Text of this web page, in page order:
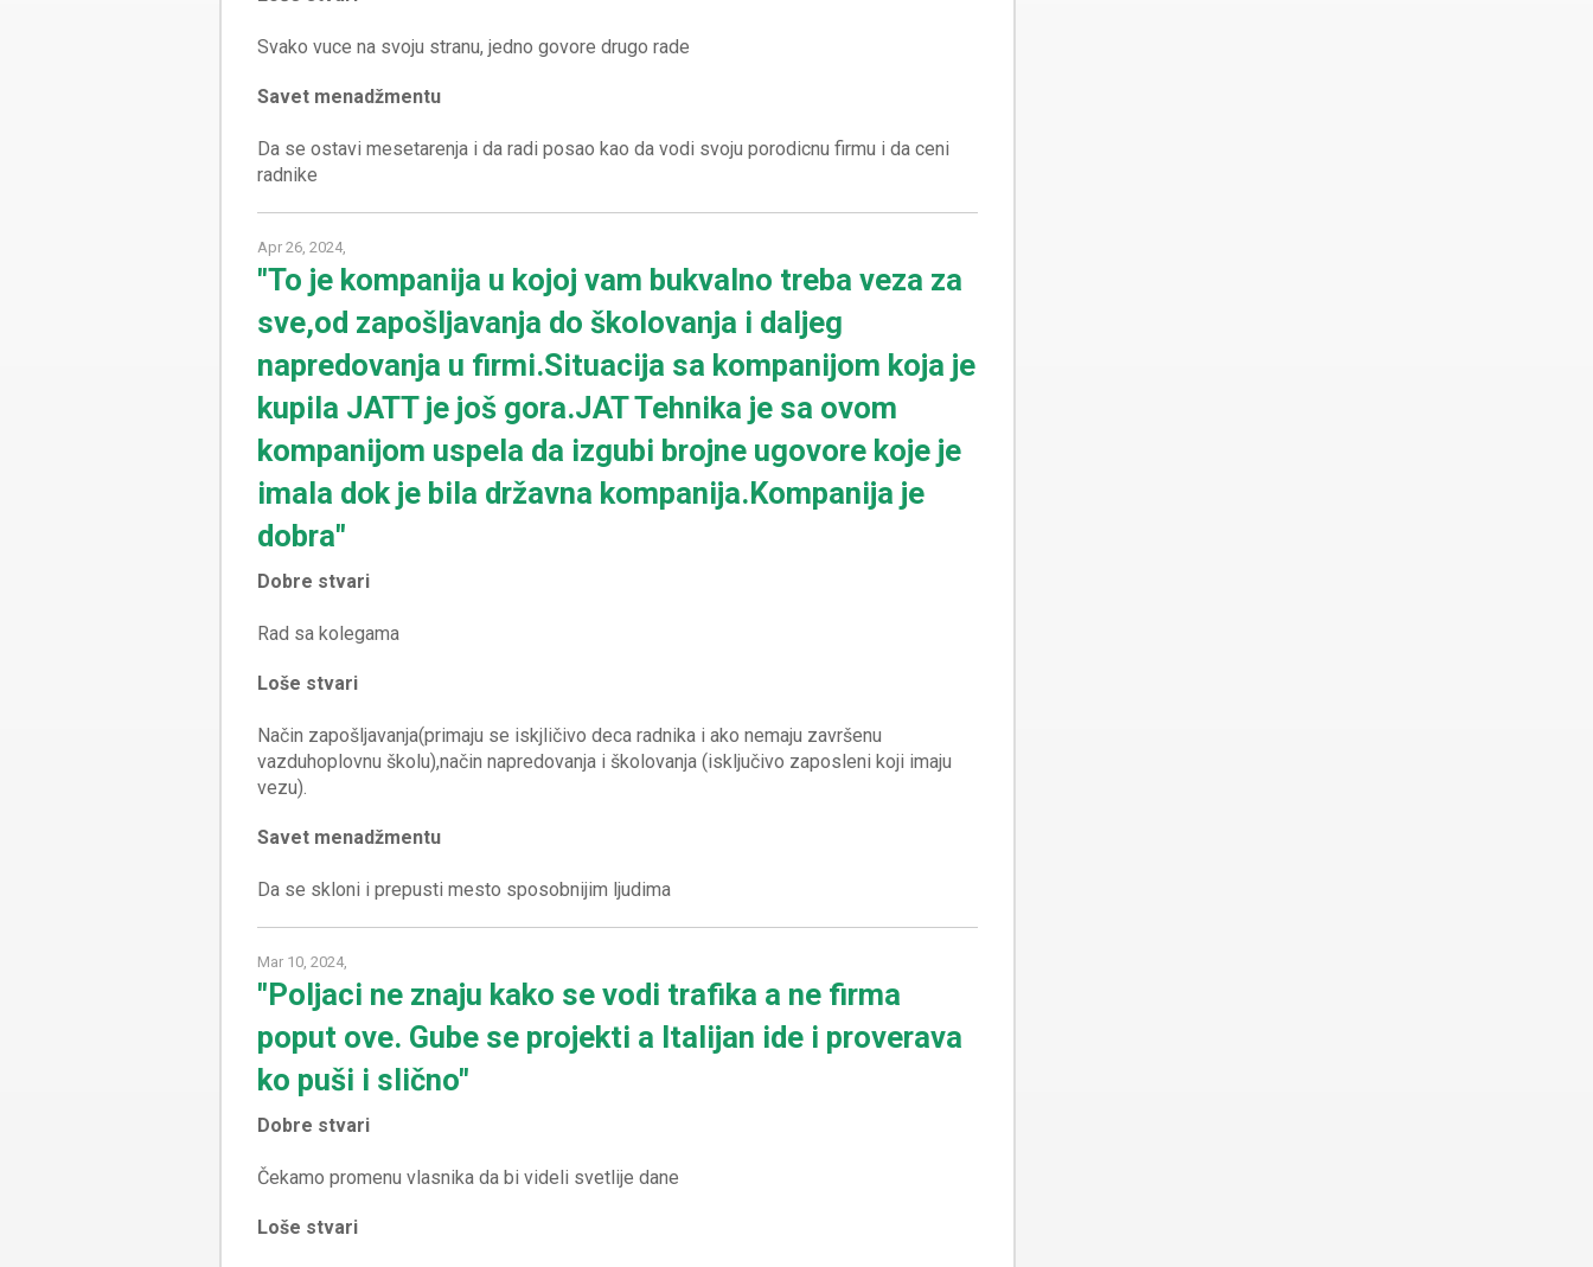
Savet menadžmentu
Da se ostavi mesetarenja i da radi posao kao da vodi svoju porodicnu firmu i da ceni
Apr 26, 2024,
"To je kompanija u kojoj vam bukvalno treba veza za
sve,od zapošljavanja do školovanja i daljeg
napredovanja u firmi.Situacija sa kompanijom koja je
kupila JATT je još gora.JAT Tehnika je sa ovom
kompanijom uspela da izgubi brojne ugovore koje je
imala dok je bila državna kompanija.Kompanija je
dobra"
Dobre stvari
Rad sa kolegama
Loše stvari
Način zapošljavanja(primaju se iskjličivo deca radnika i ako nemaju završenu
vazduhoplovnu školu),način napredovanja i školovanja (isključivo zaposleni koji imaju
Savet menadžmentu
Da se skloni i prepusti mesto sposobnijim ljudima
Mar 10, 2024,
"Poljaci ne znaju kako se vodi trafika a ne firma
poput ove. Gube se projekti a Italijan ide i proverava
ko puši i slično"
Dobre stvari
Loše stvari